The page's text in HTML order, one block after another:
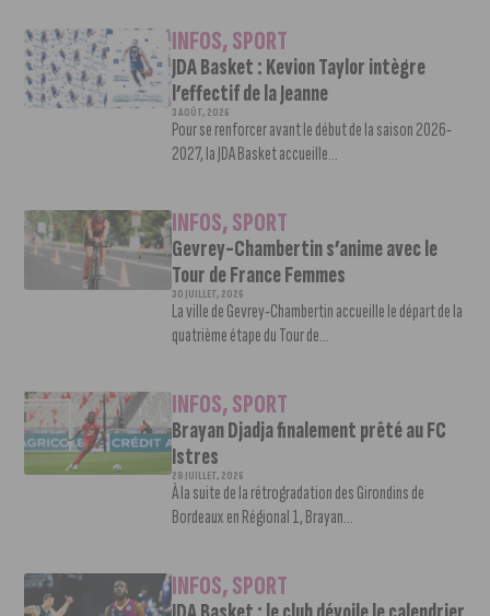
INFOS,SPORT
JDA Basket : Kevion Taylor intègre
l’effectif de la Jeanne
3 AOÛT, 2026
Pour se renforcer avant le début de la saison 2026-
2027, la JDA Basket accueille...
INFOS,SPORT
Gevrey-Chambertin s’anime avec le
Tour de France Femmes
30 JUILLET, 2026
La ville de Gevrey-Chambertin accueille le départ de la
quatrième étape du Tour de...
INFOS,SPORT
Brayan Djadja finalement prêté au FC
Istres
28 JUILLET, 2026
À la suite de la rétrogradation des Girondins de
Bordeaux en Régional 1, Brayan...
INFOS,SPORT